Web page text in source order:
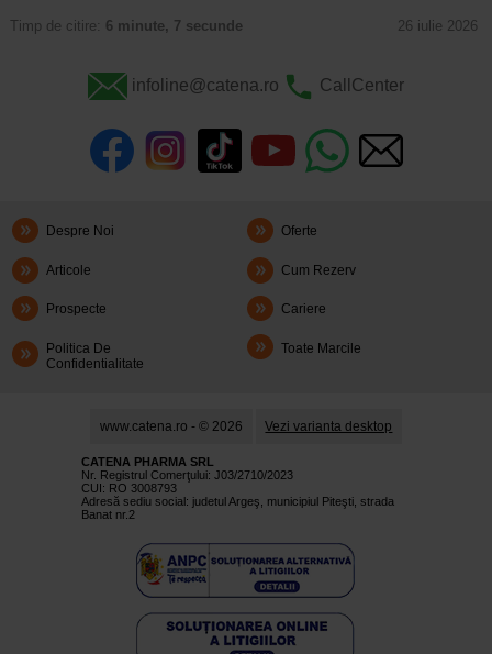
Timp de citire: 6 minute, 7 secunde 26 iulie 2026
infoline@catena.ro CallCenter
Despre Noi Oferte
Articole Cum Rezerv
Prospecte Cariere
Politica De
Confidentialitate
Toate Marcile
www.catena.ro - © 2026 Vezi varianta desktop
CATENA PHARMA SRL
Nr. Registrul Comerţului: J03/2710/2023
CUI: RO 3008793
Adresă sediu social: judetul Argeş, municipiul Piteşti, strada
Banat nr.2